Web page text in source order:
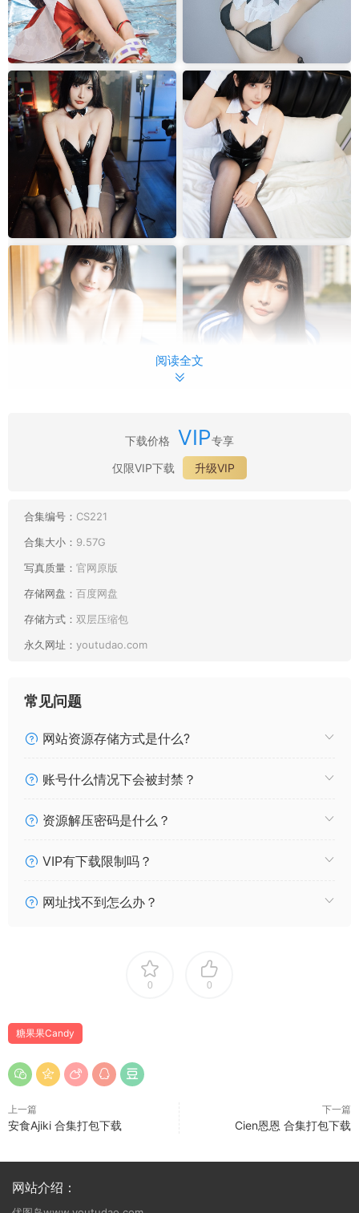
008 糖果果Candy 舰长提督小合集 [171P10V1.67GB]
007 糖果果Candy 室内ol [102P326MB]
005 糖果果Candy 黑胶兔兔2 [159P2.26GB]
004 糖果果Candy 完美圣诞 [29P155MB]
003 糖果果Candy 圣诞 [125P1.17GB]
002 糖果果Candy 黑胶兔兔1 [110P1.24GB]
001 糖果果Candy 12月舰长 [87P10V1.38GB]
阅读全文
下载价格 VIP专享
仅限VIP下载
升级VIP
合集编号： CS221
合集大小： 9.57G
写真质量： 官网原版
存储网盘： 百度网盘
存储方式： 双层压缩包
永久网址： youtudao.com
常见问题
网站资源存储方式是什么?
账号什么情况下会被封禁？
资源解压密码是什么？
VIP有下载限制吗？
网址找不到怎么办？
0 0
糖果果Candy
上一篇
安食Ajiki 合集打包下载
下一篇
Cien恩恩 合集打包下载
网站介绍：